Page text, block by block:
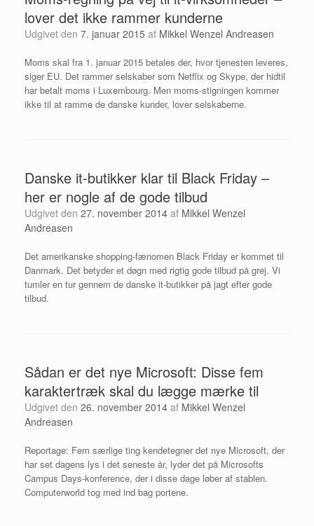
lover det ikke rammer kunderne
Udgivet den 7. januar 2015 af Mikkel Wenzel Andreasen
Moms skal fra 1. januar 2015 betales der, hvor tjenesten leveres,
siger EU. Det rammer selskaber som Netflix og Skype, der hidtil
har betalt moms i Luxembourg. Men moms-stigningen kommer
ikke til at ramme de danske kunder, lover selskaberne.
Danske it-butikker klar til Black Friday –
her er nogle af de gode tilbud
Udgivet den 27. november 2014 af Mikkel Wenzel
Andreasen
Det amerikanske shopping-fænomen Black Friday er kommet til
Danmark. Det betyder et døgn med rigtig gode tilbud på grej. Vi
tumler en tur gennem de danske it-butikker på jagt efter gode
tilbud.
Sådan er det nye Microsoft: Disse fem
karaktertræk skal du lægge mærke til
Udgivet den 26. november 2014 af Mikkel Wenzel
Andreasen
Reportage: Fem særlige ting kendetegner det nye Microsoft, der
har set dagens lys i det seneste år, lyder det på Microsofts
Campus Days-konference, der i disse dage løber af stablen.
Computerworld tog med ind bag portene.